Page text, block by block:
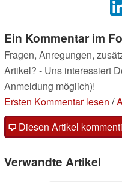
Ein Kommentar im
Fragen, Anregungen,
Artikel? - Uns interessiert
Anmeldung möglich)!
Ersten Kommentar lesen /
Diesen Artikel
Verwandte Artikel